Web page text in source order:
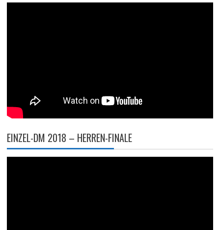
EINZEL-DM 2018 – HERREN-FINALE